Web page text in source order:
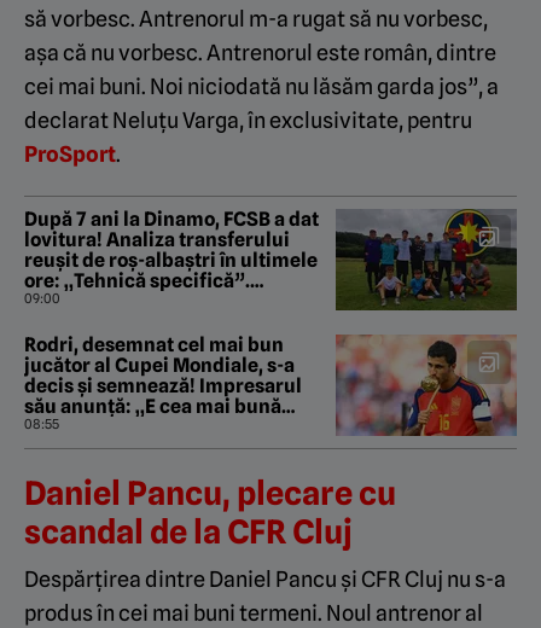
să vorbesc. Antrenorul m-a rugat să nu vorbesc,
așa că nu vorbesc. Antrenorul este român, dintre
cei mai buni. Noi niciodată nu lăsăm garda jos”, a
declarat Neluțu Varga, în exclusivitate, pentru
ProSport.
După 7 ani la Dinamo, FCSB a dat
lovitura! Analiza transferului
reușit de roș-albaștri în ultimele
ore: „Tehnică specifică”.
EXCLUSIV
09:00
Rodri, desemnat cel mai bun
jucător al Cupei Mondiale, s-a
decis și semnează! Impresarul
său anunță: „E cea mai bună
opțiune”
08:55
Daniel Pancu, plecare cu
scandal de la CFR Cluj
Despărțirea dintre Daniel Pancu și CFR Cluj nu s-a
produs în cei mai buni termeni. Noul antrenor al